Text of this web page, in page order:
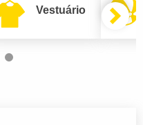
Vestuário